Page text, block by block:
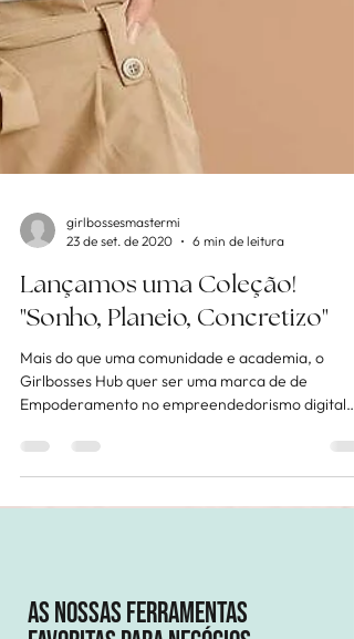
23 de set. de 2020
6 min de leitura
Lançamos uma Coleção!
"Sonho, Planeio, Concretizo"
Mais do que uma comunidade e academia, o
Empoderamento no empreendedorismo digital
feminino.